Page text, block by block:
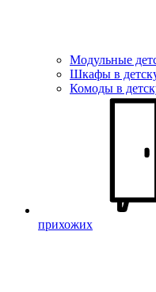
Модульные
Шкафы в
Комоды в
прихожих